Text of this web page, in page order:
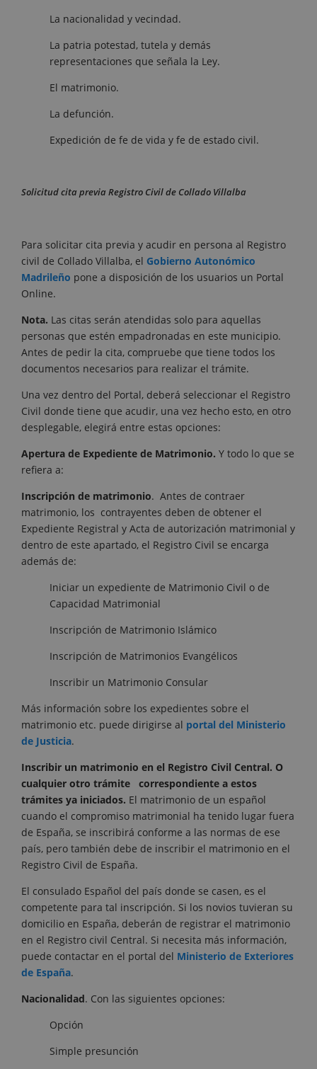
La nacionalidad y vecindad.
La patria potestad, tutela y demás
representaciones que señala la Ley.
El matrimonio.
La defunción.
Expedición de fe de vida y fe de estado civil.
Solicitud cita previa Registro Civil de Collado Villalba
Para solicitar cita previa y acudir en persona al Registro
civil de Collado Villalba, el Gobierno Autonómico
Madrileño pone a disposición de los usuarios un Portal
Online.
Nota. Las citas serán atendidas solo para aquellas
personas que estén empadronadas en este municipio.
Antes de pedir la cita, compruebe que tiene todos los
documentos necesarios para realizar el trámite.
Una vez dentro del Portal, deberá seleccionar el Registro
Civil donde tiene que acudir, una vez hecho esto, en otro
desplegable, elegirá entre estas opciones:
Apertura de Expediente de Matrimonio. Y todo lo que se
refiera a:
Inscripción de matrimonio. Antes de contraer
matrimonio, los contrayentes deben de obtener el
Expediente Registral y Acta de autorización matrimonial y
dentro de este apartado, el Registro Civil se encarga
además de:
Iniciar un expediente de Matrimonio Civil o de
Capacidad Matrimonial
Inscripción de Matrimonio Islámico
Inscripción de Matrimonios Evangélicos
Inscribir un Matrimonio Consular
Más información sobre los expedientes sobre el
matrimonio etc. puede dirigirse al portal del Ministerio
de Justicia.
Inscribir un matrimonio en el Registro Civil Central. O
cualquier otro trámite correspondiente a estos
trámites ya iniciados. El matrimonio de un español
cuando el compromiso matrimonial ha tenido lugar fuera
de España, se inscribirá conforme a las normas de ese
país, pero también debe de inscribir el matrimonio en el
Registro Civil de España.
El consulado Español del país donde se casen, es el
competente para tal inscripción. Si los novios tuvieran su
domicilio en España, deberán de registrar el matrimonio
en el Registro civil Central. Si necesita más información,
puede contactar en el portal del Ministerio de Exteriores
de España.
Nacionalidad. Con las siguientes opciones:
Opción
Simple presunción